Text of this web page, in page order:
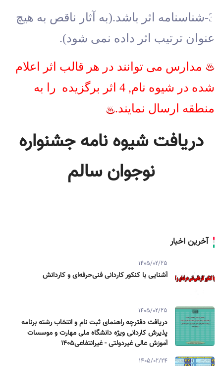
عنوان ترتیب اثر داده نمی شود).
منطقه ارسال نمایند.
دریافت شیوه نامه جشنواره
نوجوان سالم
آخرین اخبار
1405/02/25
آشنایی با کنکور کاردانی فنی‌حرفه‌ای و کاردانش
1405/02/25
دریافت دفترچه راهنمای ثبت نام و انتخاب رشته برنامه
پذیرش کاردانی ویژه دانشگاه ملی مهارت و موسسات
آموزش عالی غیردولتی - غیرانتفاعی1405
1405/02/24